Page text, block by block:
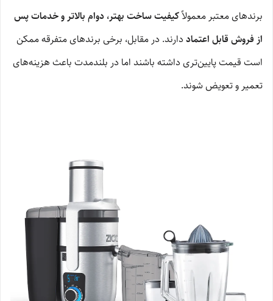
برندهای معتبر معمولاًکیفیت ساخت بهتر، دوام بالاتر و خدمات پس
از فروش قابل اعتماددارند. در مقابل، برخی برندهای متفرقه ممکن
است قیمت پایین‌تری داشته باشند اما در بلندمدت باعث هزینه‌های
تعمیر و تعویض شوند.